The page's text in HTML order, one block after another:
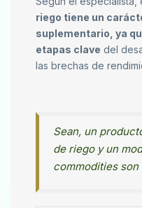
riego tiene un
suplementario, ya
etapas clave del
las brechas de
Sean, un
de riego y un
commodities